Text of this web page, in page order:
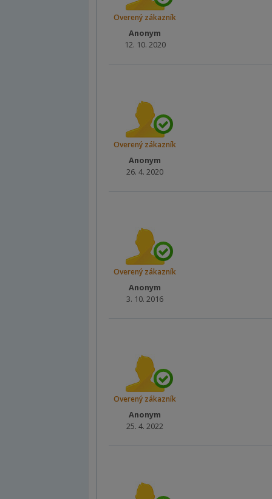
Overený zákazník
Anonym
12. 10. 2020
Overený zákazník
Anonym
26. 4. 2020
Overený zákazník
Anonym
3. 10. 2016
Overený zákazník
Anonym
25. 4. 2022